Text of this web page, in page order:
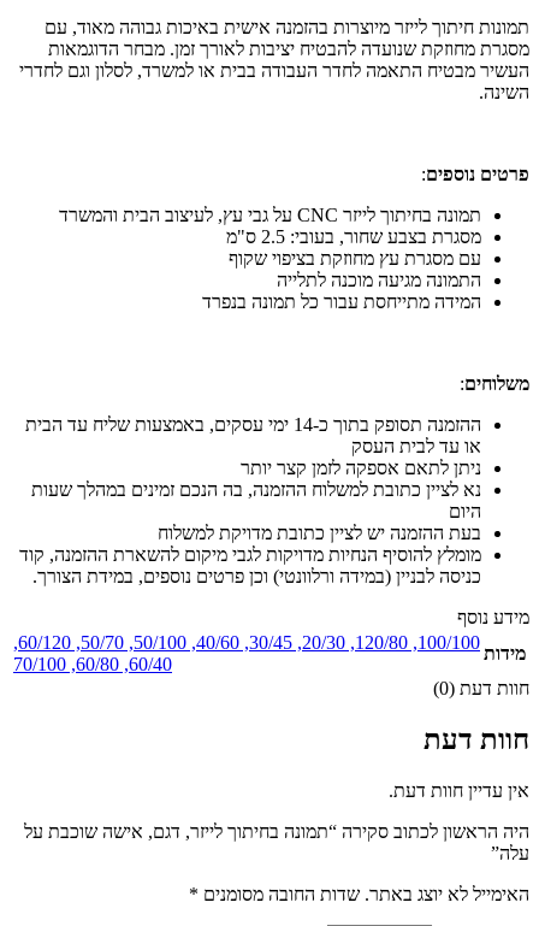
תמונות חיתוך לייזר מיוצרות בהזמנה אישית באיכות גבוהה מאוד, עם
מסגרת מחוזקת שנועדה להבטיח יציבות לאורך זמן. מבחר הדוגמאות
העשיר מבטיח התאמה לחדר העבודה בבית או למשרד, לסלון וגם לחדרי
השינה.
פרטים נוספים:
תמונה בחיתוך לייזר CNC על גבי עץ, לעיצוב הבית והמשרד
מסגרת בצבע שחור, בעובי: 2.5 ס"מ
עם מסגרת עץ מחוזקת בציפוי שקוף
התמונה מגיעה מוכנה לתלייה
המידה מתייחסת עבור כל תמונה בנפרד
משלוחים:
ההזמנה תסופק בתוך כ-14 ימי עסקים, באמצעות שליח עד הבית
או עד לבית העסק
ניתן לתאם אספקה לזמן קצר יותר
נא לציין כתובת למשלוח ההזמנה, בה הנכם זמינים במהלך שעות
היום
בעת ההזמנה יש לציין כתובת מדויקת למשלוח
מומלץ להוסיף הנחיות מדויקות לגבי מיקום להשארת ההזמנה, קוד
כניסה לבניין (במידה ורלוונטי) וכן פרטים נוספים, במידת הצורך.
מידע נוסף
מידות
100/100
,
120/80
,
20/30
,
30/45
,
40/60
,
50/100
,
50/70
,
60/120
,
60/40
,
60/80
,
70/100
חוות דעת (0)
חוות דעת
אין עדיין חוות דעת.
היה הראשון לכתוב סקירה “תמונה בחיתוך לייזר, דגם, אישה שוכבת על
עלה”
האימייל לא יוצג באתר. שדות החובה מסומנים *